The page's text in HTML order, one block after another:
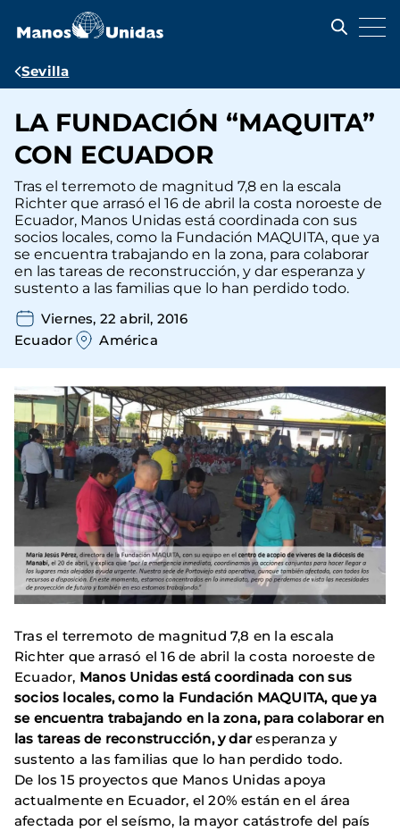
contenido
Ruta
navegación
Sevilla
LA FUNDACIÓN “MAQUITA”
CON ECUADOR
Tras el terremoto de magnitud 7,8 en la escala
Richter que arrasó el 16 de abril la costa noroeste de
Ecuador, Manos Unidas está coordinada con sus
socios locales, como la Fundación MAQUITA, que ya
se encuentra trabajando en la zona, para colaborar
en las tareas de reconstrucción, y dar esperanza y
sustento a las familias que lo han perdido todo.
Viernes, 22 abril, 2016
Ecuador
América
Tras el terremoto de magnitud 7,8 en la escala
Richter que arrasó el 16 de abril la costa noroeste de
Ecuador, Manos Unidas está coordinada con sus
socios locales, como la Fundación MAQUITA, que ya
se encuentra trabajando en la zona, para colaborar en
las tareas de reconstrucción, y daresperanza y
sustento a las familias que lo han perdido todo.
De los 15 proyectos que Manos Unidas apoya
actualmente en Ecuador, el 20% están en el área
afectada por el seísmo, la mayor catástrofe del país